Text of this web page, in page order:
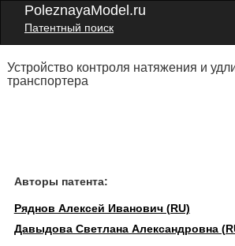
PoleznayaModel.ru
Патентный поиск
Устройство контроля натяжения и
транспортера
Авторы патента:
Ряднов Алексей Иванович (RU)
Давыдова Светлана Александровна